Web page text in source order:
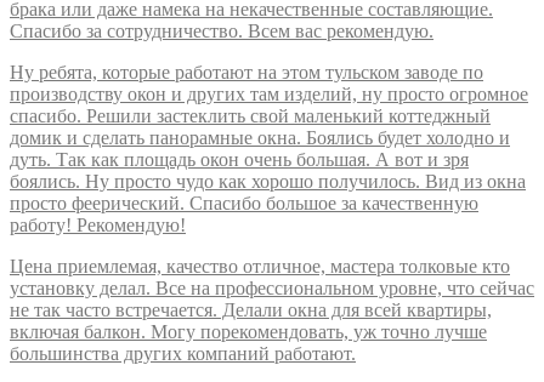
брака или даже намека на некачественные составляющие.
Спасибо за сотрудничество. Всем вас рекомендую.
Ну ребята, которые работают на этом тульском заводе по
производству окон и других там изделий, ну просто огромное
спасибо. Решили застеклить свой маленький коттеджный
домик и сделать панорамные окна. Боялись будет холодно и
дуть. Так как площадь окон очень большая. А вот и зря
боялись. Ну просто чудо как хорошо получилось. Вид из окна
просто феерический. Спасибо большое за качественную
работу! Рекомендую!
Цена приемлемая, качество отличное, мастера толковые кто
установку делал. Все на профессиональном уровне, что сейчас
не так часто встречается. Делали окна для всей квартиры,
включая балкон. Могу порекомендовать, уж точно лучше
большинства других компаний работают.